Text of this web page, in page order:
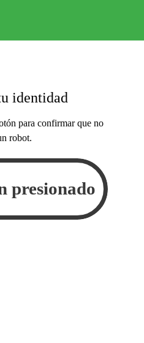
identidad
para confirmar que no
robot.